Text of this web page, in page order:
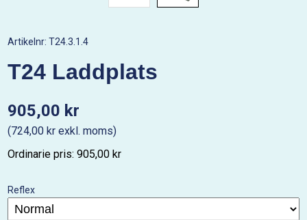
Artikelnr:T24.3.1.4
T24 Laddplats
905,00 kr
(724,00 kr exkl. moms)
Ordinarie pris: 905,00 kr
Reflex